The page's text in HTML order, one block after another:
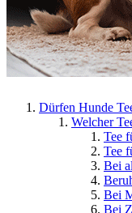
Dürfen Hunde
Welcher
Tee
Tee
Bei
Bei
Bei